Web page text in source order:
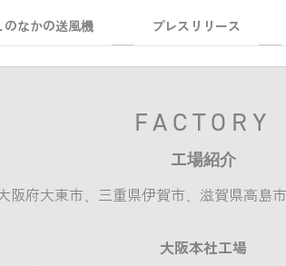
のなかの送風機 プレスリリース
FACTORY
工場紹介
大阪府大東市、三重県伊賀市、滋賀県高島
大阪本社工場